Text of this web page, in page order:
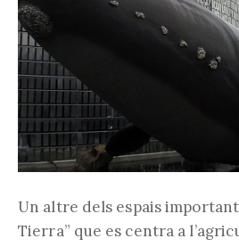
Un altre dels espais
Tierra” que es centra a